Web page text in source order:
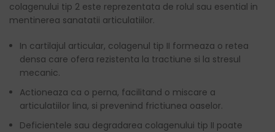
colagenului tip 2 este reprezentata de rolul sau esential in
mentinerea sanatatii articulatiilor.
In cartilajul articular, colagenul tip II formeaza o retea
densa care ofera rezistenta la tractiune si la stresul
mecanic.
Actioneaza ca o perna, facilitand o miscare a
articulatiilor lina, si prevenind frictiunea oaselor.
Deficientele sau degradarea colagenului tip II poate